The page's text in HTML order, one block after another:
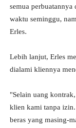
semua
waktu seminggu,
Erles.
Lebih lanjut, Erles
dialami kliennya
"Selain uang
klien kami tanpa
beras yang masing-